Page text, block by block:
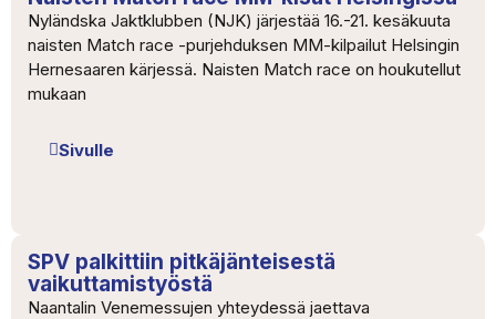
Nyländska Jaktklubben (NJK) järjestää 16.-21. kesäkuuta
naisten Match race -purjehduksen MM-kilpailut Helsingin
Hernesaaren kärjessä. Naisten Match race on houkutellut
mukaan
Sivulle
SPV palkittiin pitkäjänteisestä
vaikuttamistyöstä
Naantalin Venemessujen yhteydessä jaettava